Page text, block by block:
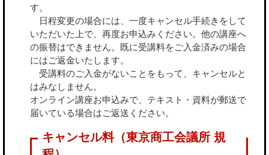
す。
日程変更の場合には、一度キャンセル手続きをして
いただいた上で、再度お申込みください。他の講座へ
の振替はできません。既に受講料をご入金済みの場合
にはご返金いたします。
受講料のご入金がないことをもって、キャンセルと
はみなしません。
オンライン講座お申込みで、テキスト・資料が郵送で
届いている場合はご返送ください。